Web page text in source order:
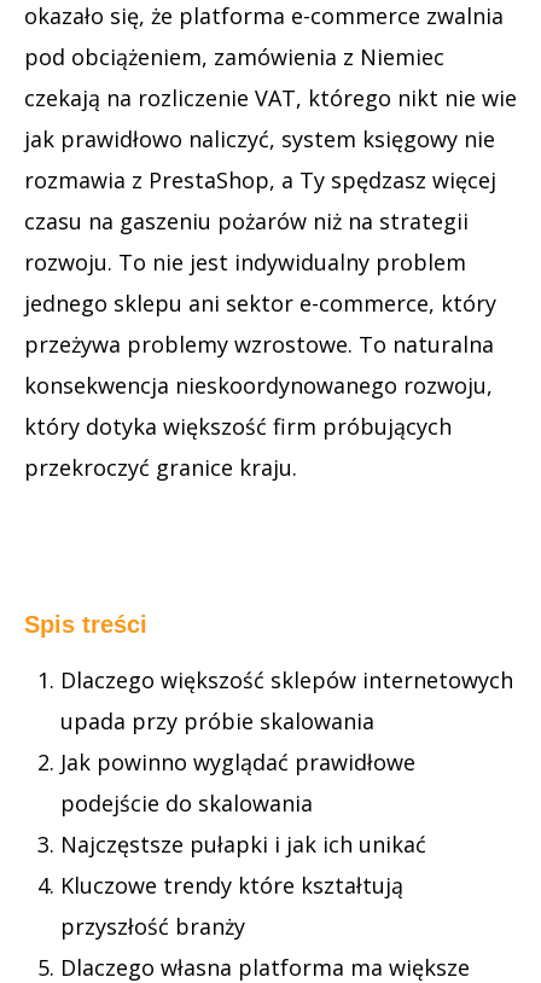
okazało się, że platforma e-commerce zwalnia
pod obciążeniem, zamówienia z Niemiec
czekają na rozliczenie VAT, którego nikt nie wie
jak prawidłowo naliczyć, system księgowy nie
rozmawia z PrestaShop, a Ty spędzasz więcej
czasu na gaszeniu pożarów niż na strategii
rozwoju. To nie jest indywidualny problem
jednego sklepu ani sektor e-commerce, który
przeżywa problemy wzrostowe. To naturalna
konsekwencja nieskoordynowanego rozwoju,
który dotyka większość firm próbujących
przekroczyć granice kraju.
Spis treści
Dlaczego większość sklepów internetowych
upada przy próbie skalowania
Jak powinno wyglądać prawidłowe
podejście do skalowania
Najczęstsze pułapki i jak ich unikać
Kluczowe trendy które kształtują
przyszłość branży
Dlaczego własna platforma ma większe